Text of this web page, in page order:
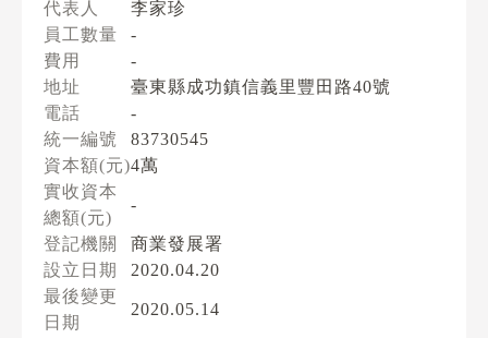
代表人
李家珍
員工數量
-
費用
-
地址
臺東縣成功鎮信義里豐田路40號
電話
-
統一編號
83730545
資本額(元)4萬
實收資本
總額(元)
-
登記機關
商業發展署
設立日期
2020.04.20
最後變更
日期
2020.05.14